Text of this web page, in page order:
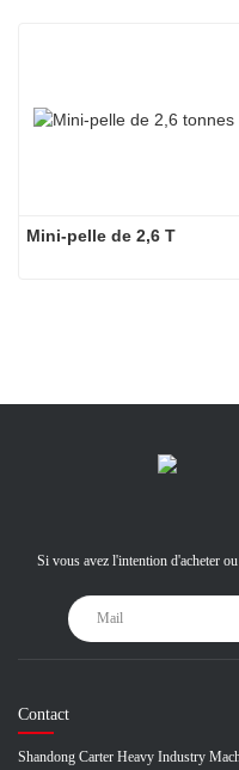
Mini-pelle de 2,6 T
Si vous avez l'intention d'acheter
Contact
Shandong Carter Heavy Industry